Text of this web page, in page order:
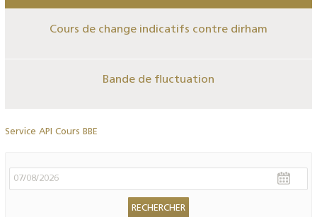
Cours de change indicatifs contre dirham
Bande de fluctuation
Service API Cours BBE